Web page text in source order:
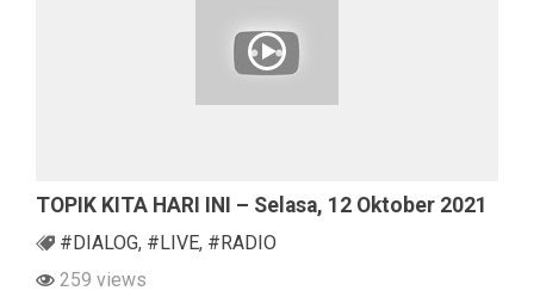
TOPIK KITA HARI INI – Selasa, 12 Oktober 2021
#DIALOG, #LIVE, #RADIO
259 views